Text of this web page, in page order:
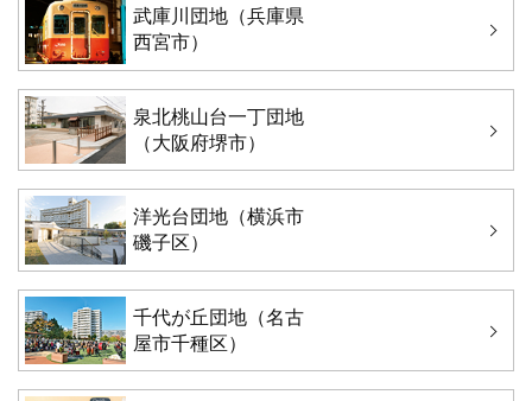
武庫川団地（兵庫県
西宮市）
泉北桃山台一丁団地
（大阪府堺市）
洋光台団地（横浜市
磯子区）
千代が丘団地（名古
屋市千種区）